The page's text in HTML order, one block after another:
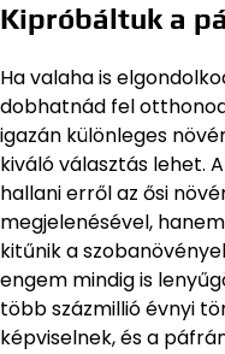
Kipróbáltuk a
Ha valaha is
dobhatnád fel
igazán különleges
kiváló választás lehet.
hallani erről az ősi
megjelenésével,
kitűnik a
engem mindig is
több százmillió évnyi
képviselnek, és a